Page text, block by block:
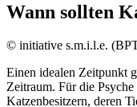
Wann sollten
© initiative s.m.i.l.e.
Einen idealen Zeitpunkt
Zeitraum. Für die
Katzenbesitzern, deren